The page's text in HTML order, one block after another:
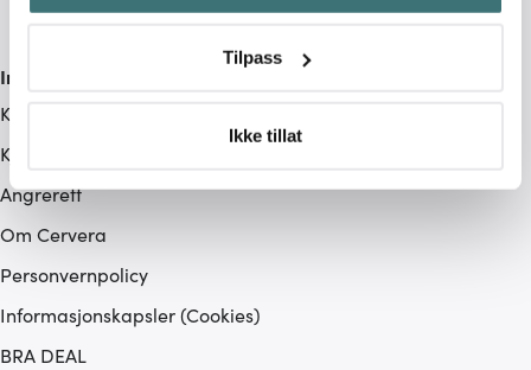
beliggenheten din, som kan være nøyaktig innenfor
Identifisere enheten din ved å aktivt skanne den for
kan du lese om hvordan dine personlige
brukes. Du kan hele tiden endre eller trekke tilbake ditt
Vi bruker informasjonskapsler for å gi innhold og
mediefunksjoner og for å analysere trafikken vår. Vi deler
dessuten informasjon om hvordan du bruker nettstedet
Tilpass
Ikke tillat
Informasjon
Kundeservice
Kjøpsvilkår
Angrerett
Om Cervera
Personvernpolicy
Informasjonskapsler (Cookies)
BRA DEAL